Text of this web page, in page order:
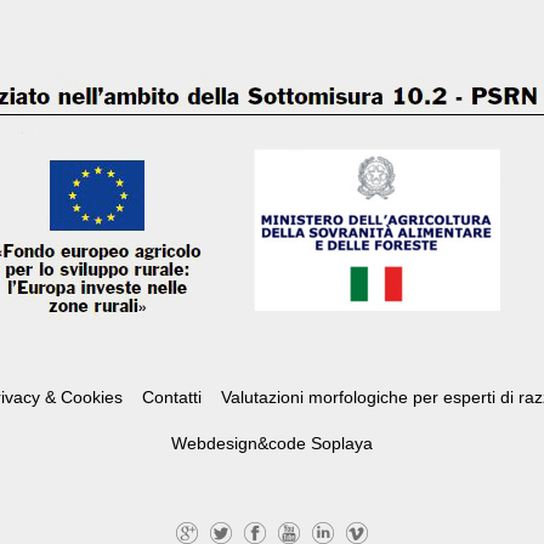
& Cookies Contatti Valutazioni morfologiche per esperti di
Webdesign&code Soplaya